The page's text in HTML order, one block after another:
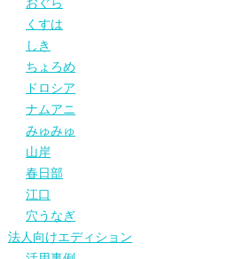
おぐら
くすは
しき
ちょろめ
ドロシア
ナムアニ
みゅみゅ
山岸
春日部
江口
穴うなぎ
法人向けエディション